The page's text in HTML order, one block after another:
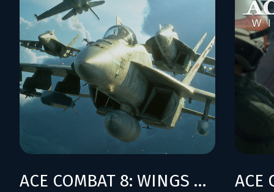
ACE COMBAT 8: WINGS OF THEVE - Deluxe Edition